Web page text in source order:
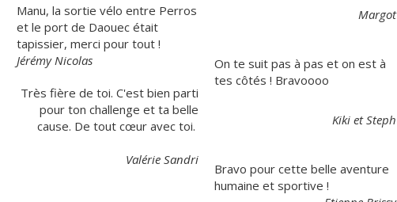
Manu, la sortie vélo entre Perros
et le port de Daouec était
tapissier, merci pour tout !
Jérémy Nicolas
Très fière de toi. C'est bien parti
pour ton challenge et ta belle
cause. De tout cœur avec toi.
Valérie Sandri
Margot
On te suit pas à pas et on est à
tes côtés ! Bravoooo
Kiki et Steph
Bravo pour cette belle aventure
humaine et sportive !